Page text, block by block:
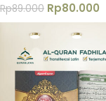
Rp89.000 Rp80.000